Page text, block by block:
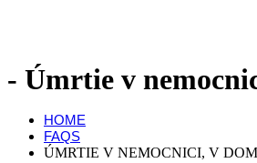
Úmrtie v
HOME
FAQS
ÚMRTIE V NEMOCNICI, V